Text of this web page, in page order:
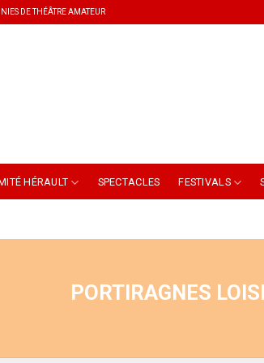
DE THÉÂTRE AMATEUR
HÉRAULT SPECTACLES FESTIVALS
PORTIRAGNES